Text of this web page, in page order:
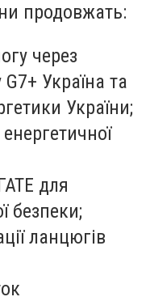
продовжать:
через
Україна та
України;
для
безпеки;
ланцюгів